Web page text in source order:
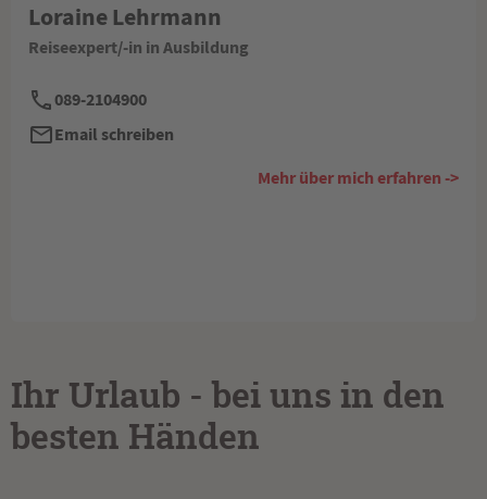
Loraine Lehrmann
Reiseexpert/-in in Ausbildung
089-2104900
Email schreiben
Mehr über mich erfahren ->
Ihr Urlaub - bei uns in den
besten Händen